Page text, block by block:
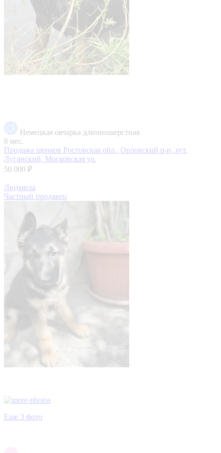
Немецкая овчарка длинношерстная
8 мес.
Продажа щенков Ростовская обл., Орловский р-н, хут.
Луганский, Московская ул.
50 000 ₽
Людмила
Частный продавец
Еще 3 фото